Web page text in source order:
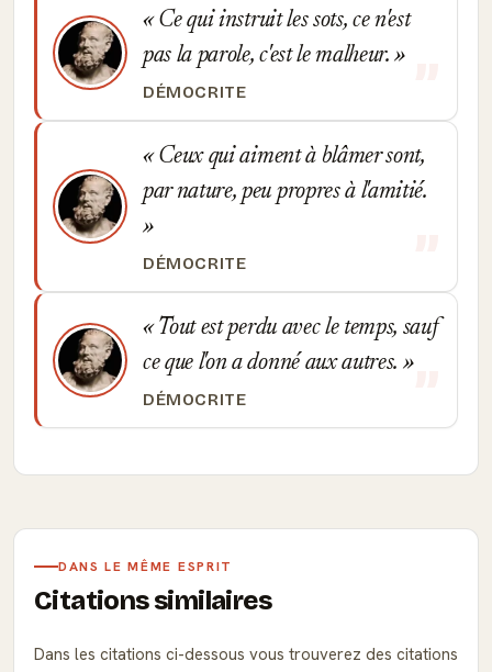
Ce qui instruit les sots, ce n'est
pas la parole, c'est le malheur.
DÉMOCRITE
Ceux qui aiment à blâmer sont,
par nature, peu propres à l'amitié.
DÉMOCRITE
Tout est perdu avec le temps, sauf
ce que l'on a donné aux autres.
DÉMOCRITE
DANS LE MÊME ESPRIT
Citations similaires
Dans les citations ci-dessous vous trouverez des citations